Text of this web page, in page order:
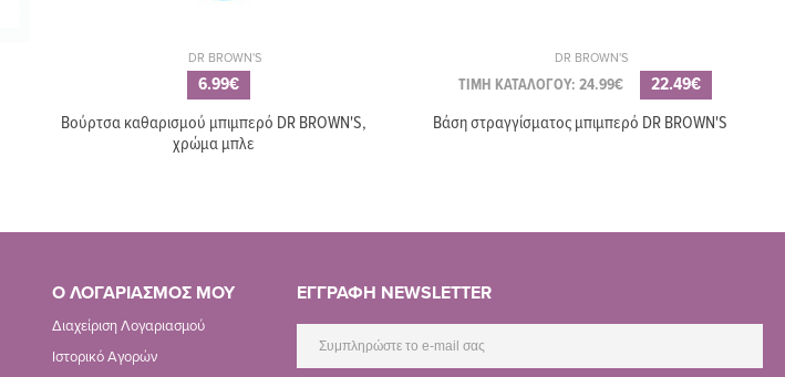
DR BROWN'S
6.99€
Βούρτσα καθαρισμού μπιμπερό DR BROWN'S,
χρώμα μπλε
DR BROWN'S
ΤΙΜΗ ΚΑΤΑΛΟΓΟΥ: 24.99€
22.49€
Βάση στραγγίσματος μπιμπερό DR BROWN'S
Ο ΛΟΓΑΡΙΑΣΜΟΣ ΜΟΥ
Διαχείριση Λογαριασμού
Ιστορικό Αγορών
ΕΓΓΡΑΦΗ NEWSLETTER